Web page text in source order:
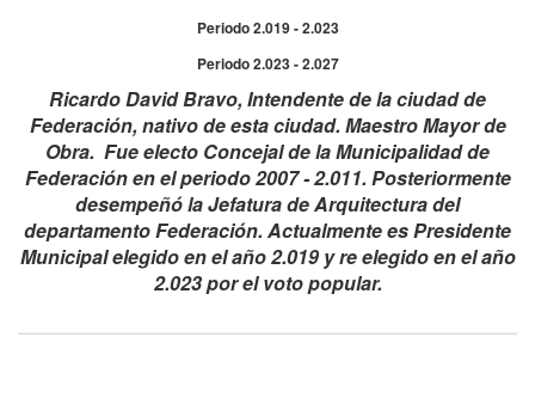
Periodo 2.019 - 2.023
Periodo 2.023 - 2.027
Ricardo David Bravo, Intendente de la ciudad de
Federación, nativo de esta ciudad. Maestro Mayor de
Obra. Fue electo Concejal de la Municipalidad de
Federación en el periodo 2007 - 2.011. Posteriormente
desempeñó la Jefatura de Arquitectura del
departamento Federación. Actualmente es Presidente
Municipal elegido en el año 2.019 y re elegido en el año
2.023 por el voto popular.